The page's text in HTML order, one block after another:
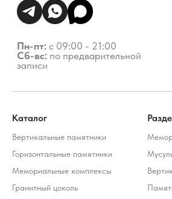
Каталог
Вертикальные памятники
Горизонтальные памятники
Мемориальные комплексы
Гранитный цоколь
Стоимость услуг зависит от выбранного продукта и
может варьироваться 10-20% от стоимости изделия
Тверского районного суда г. Москвы от 21.03.2022 г.). Оператор осуждает
деятельность Meta, но использует WhatsApp исключительно по выбору
клиента.